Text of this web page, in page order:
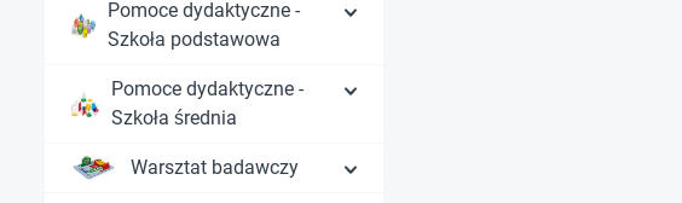
Pomoce dydaktyczne -
Szkoła podstawowa
Pomoce dydaktyczne -
Szkoła średnia
Warsztat badawczy